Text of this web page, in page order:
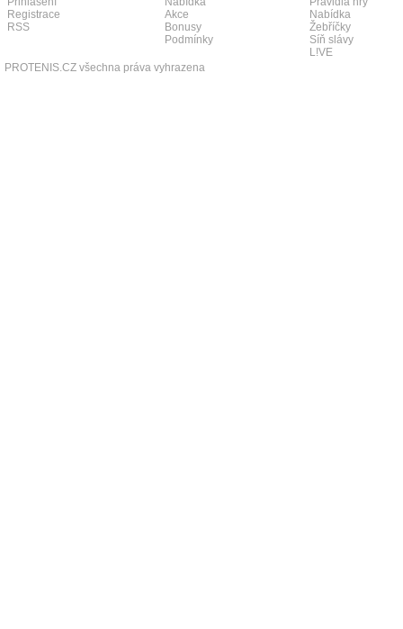
Registrace
RSS
Akce
Bonusy
Podmínky
Nabídka
Žebříčky
Síň slávy
L!VE
PROTENIS.CZ všechna práva vyhrazena